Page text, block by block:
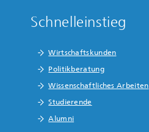
Schnelleinstieg
Wirtschaftskunden
Politikberatung
Wissenschaftliches Arbeiten
Studierende
Alumni